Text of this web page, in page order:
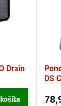
Drain
DS